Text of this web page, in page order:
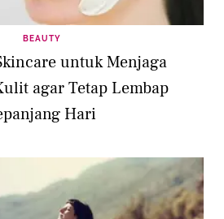
BEAUTY
untuk Menjaga
agar Tetap Lembap
Hari